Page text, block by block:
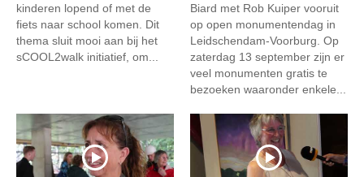
kinderen lopend of met de
fiets naar school komen. Dit
thema sluit mooi aan bij het
sCOOL2walk initiatief, om...
Biard met Rob Kuiper vooruit
op open monumentendag in
Leidschendam-Voorburg. Op
zaterdag 13 september zijn er
veel monumenten gratis te
bezoeken waaronder enkele...